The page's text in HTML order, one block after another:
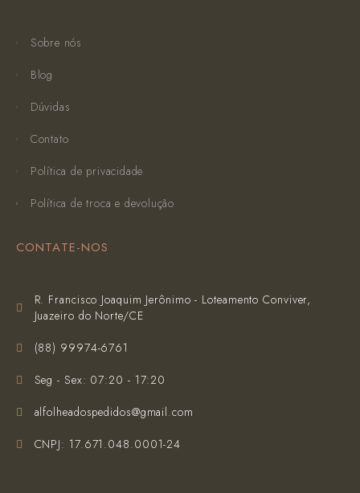
Sobre nós
Blog
Dúvidas
Contato
Política de privacidade
Política de troca e devolução
CONTATE-NOS
R. Francisco Joaquim Jerônimo - Loteamento Conviver,
Juazeiro do Norte/CE
(‪88) 99974-6761‬
Seg - Sex: 07:20 - 17:20
alfolheadospedidos@gmail.com
CNPJ: 17.671.048.0001-24